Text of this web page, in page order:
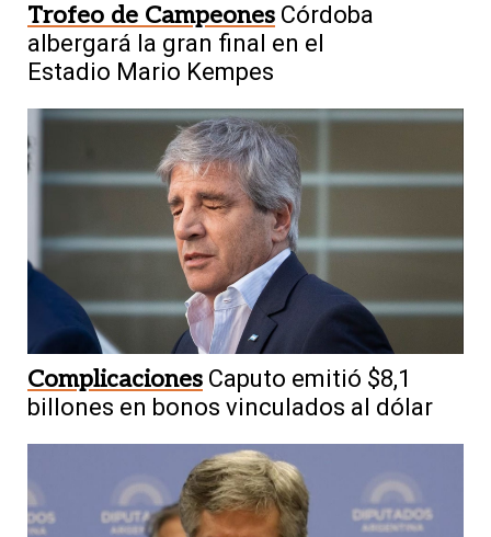
Trofeo de Campeones Córdoba
albergará la gran final en el
Estadio Mario Kempes
Complicaciones Caputo emitió $8,1
billones en bonos vinculados al dólar